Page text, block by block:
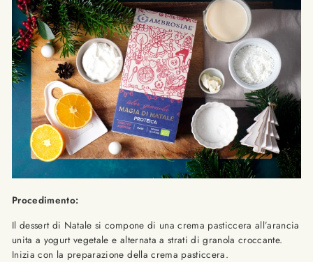
Procedimento:
Il dessert di Natale si compone di una crema pasticcera all’arancia
unita a yogurt vegetale e alternata a strati di granola croccante.
Inizia con la preparazione della crema pasticcera.